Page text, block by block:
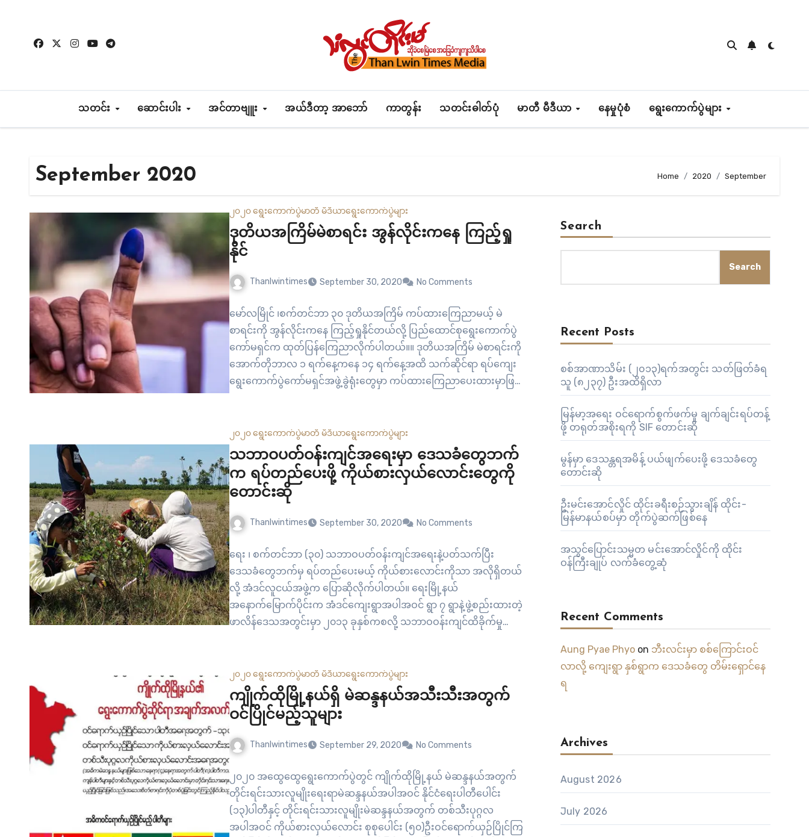
content
သတင်း ဆောင်းပါး အင်တာဗျူး အယ်ဒီတာ့ အာဘော် ကာတွန်း သတင်းဓါတ်ပုံ မာတီ မီဒီယာ နေမှုပုံစံ ရွေးကောက်ပွဲများ
September 2020 Home 2020 September
၂၀၂၀ ရွေးကောက်ပွဲမာတီ မီဒီယာရွေးကောက်ပွဲများ
ဒုတိယအကြိမ်မဲစာရင်း အွန်လိုင်းကနေ ကြည့်ရှု
နိုင်
Thanlwintimes September 30, 2020 No Comments
မော်လမြိုင် ၊စက်တင်ဘာ ၃၀ ဒုတိယအကြိမ် ကပ်ထားကြေညာမယ့် မဲ
စာရင်းကို အွန်လိုင်းကနေ ကြည့်ရှုနိုင်တယ်လို့ ပြည်ထောင်စုရွေးကောက်ပွဲ
ကော်မရှင်က ထုတ်ပြန်ကြေညာလိုက်ပါတယ်။။ ဒုတိယအကြိမ် မဲစာရင်းကို
အောက်တိုဘာလ ၁ ရက်နေ့ကနေ ၁၄ ရက်နေ့အထိ သက်ဆိုင်ရာ ရပ်ကျေး
ရွေးကောက်ပွဲကော်မရှင်အဖွဲ့ခွဲရုံးတွေမှာ ကပ်ထားကြေညာပေးထားမှာဖြစ်
ကျန်းမာရေးဝန်ကြီးဌာနရဲ့ ညွှန်ကြားချက်နဲ့အညီ ကြည့်နိုင်အောင်…
၂၀၂၀ ရွေးကောက်ပွဲမာတီ မီဒီယာရွေးကောက်ပွဲများ
သဘာဝပတ်ဝန်းကျင်အရေးမှာ ဒေသခံတွေဘက်
က ရပ်တည်ပေးဖို့ ကိုယ်စားလှယ်လောင်းတွေကို ​
တောင်းဆို
Thanlwintimes September 30, 2020 No Comments
ရေး ၊ စက်တင်ဘာ (၃၀) သဘာဝပတ်ဝန်းကျင်အရေးနဲ့ပတ်သက်ပြီး
ဒေသခံတွေဘက်မှ ရပ်တည်ပေးမယ့် ကိုယ်စားလောင်းကိုသာ အလိုရှိတယ်
လို့ အံဒင်လူငယ်အဖွဲ့က ပြောဆိုလိုက်ပါတယ်။ ရေးမြို့နယ်
အနောက်မြောက်ပိုင်းက အံဒင်ကျေးရွာအပါအဝင် ရွာ ၇ ရွာနဲ့ဖွဲ့စည်းထားတဲ့
ဖာလိန်ဒေသအတွင်းမှာ ၂၀၁၃ ခုနှစ်ကစလို့ သဘာဝဝန်းကျင်ထိခိုက်မှုတွေ
ကျောက်မီးသွေးသုံး လျှပ်စစ်ဓာတ်အားပေးစက်ရုံစီမံကိန်းနဲ့ ရေနက်
ဆိပ်ကမ်းတွေလုပ်ဖို့…
၂၀၂၀ ရွေးကောက်ပွဲမာတီ မီဒီယာရွေးကောက်ပွဲများ
ကျိုက်ထိုမြို့နယ်ရှိ မဲဆန္ဒနယ်အသီးသီးအတွက်
ဝင်ပြိုင်မည့်သူများ
Thanlwintimes September 29, 2020 No Comments
၂၀၂၀ အထွေထွေရွေးကောက်ပွဲတွင် ကျိုက်ထိုမြို့နယ် မဲဆန္ဒနယ်အတွက်
တိုင်းရင်းသားလူမျိုးရေးရာမဲဆန္ဒနယ်အပါအဝင် နိုင်ငံရေးပါတီပေါင်း
(၁၃)ပါတီနှင့် တိုင်းရင်းသားလူမျိုးမဲဆန္ဒနယ်အတွက် တစ်သီးပုဂ္ဂလ
အပါအဝင် ကိုယ်စားလှယ်လောင်း စုစုပေါင်း (၅၀)ဦးဝင်ရောက်ယှဉ်ပြိုင်ကြ
Search
Search
Recent Posts
စစ်အာဏာသိမ်း (၂၀၁၃)ရက်အတွင်း သတ်ဖြတ်ခံရ
သူ (၈၂၃၇) ဦးအထိရှိလာ
မြန်မာ့အရေး ဝင်ရောက်စွက်ဖက်မှု ချက်ချင်းရပ်တန့်
ဖို့ တရုတ်အစိုးရကို SIF တောင်းဆို
မွန်မှာ ဒေသန္တရအမိန့် ပယ်ဖျက်ပေးဖို့ ဒေသခံတွေ
တောင်းဆို
ဦးမင်းအောင်လှိုင် ထိုင်းခရီးစဉ်သွားချိန် ထိုင်း-
မြန်မာနယ်စပ်မှာ တိုက်ပွဲဆက်ဖြစ်နေ
အသွင်ပြောင်းသမ္မတ မင်းအောင်လှိုင်ကို ထိုင်း
ဝန်ကြီးချုပ် လက်ခံတွေ့ဆုံ
Recent Comments
Aung Pyae Phyoon ဘီးလင်းမှာ စစ်ကြောင်းဝင်
လာလို့ ကျေးရွာ နှစ်ရွာက ဒေသခံတွေ တိမ်းရှောင်နေ
ရ
Archives
August 2026
July 2026